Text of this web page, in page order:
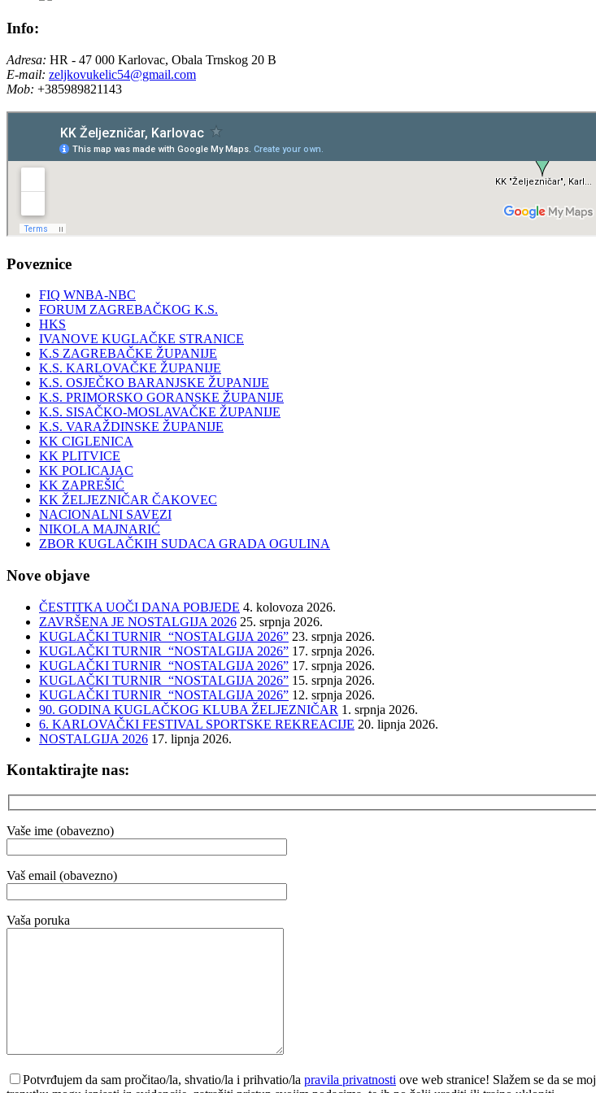
Info:
Adresa: HR - 47 000 Karlovac, Obala Trnskog 20 B
E-mail: zeljkovukelic54@gmail.com
Mob: +385989821143
Poveznice
FIQ WNBA-NBC
FORUM ZAGREBAČKOG K.S.
HKS
IVANOVE KUGLAČKE STRANICE
K.S ZAGREBAČKE ŽUPANIJE
K.S. KARLOVAČKE ŽUPANIJE
K.S. OSJEČKO BARANJSKE ŽUPANIJE
K.S. PRIMORSKO GORANSKE ŽUPANIJE
K.S. SISAČKO-MOSLAVAČKE ŽUPANIJE
K.S. VARAŽDINSKE ŽUPANIJE
KK CIGLENICA
KK PLITVICE
KK POLICAJAC
KK ZAPREŠIĆ
KK ŽELJEZNIČAR ČAKOVEC
NACIONALNI SAVEZI
NIKOLA MAJNARIĆ
ZBOR KUGLAČKIH SUDACA GRADA OGULINA
Nove objave
ČESTITKA UOČI DANA POBJEDE 4. kolovoza 2026.
ZAVRŠENA JE NOSTALGIJA 2026 25. srpnja 2026.
KUGLAČKI TURNIR “NOSTALGIJA 2026” 23. srpnja 2026.
KUGLAČKI TURNIR “NOSTALGIJA 2026” 17. srpnja 2026.
KUGLAČKI TURNIR “NOSTALGIJA 2026” 17. srpnja 2026.
KUGLAČKI TURNIR “NOSTALGIJA 2026” 15. srpnja 2026.
KUGLAČKI TURNIR “NOSTALGIJA 2026” 12. srpnja 2026.
90. GODINA KUGLAČKOG KLUBA ŽELJEZNIČAR 1. srpnja 2026.
6. KARLOVAČKI FESTIVAL SPORTSKE REKREACIJE 20. lipnja 2026.
NOSTALGIJA 2026 17. lipnja 2026.
Kontaktirajte nas:
Vaše ime (obavezno)
Vaš email (obavezno)
Vaša poruka
Potvrđujem da sam pročitao/la, shvatio/la i prihvatio/la pravila privatnosti ove web stranice! Slažem se da se